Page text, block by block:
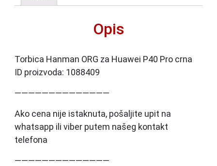
Opis
Torbica Hanman ORG za Huawei P40 Pro crna
ID proizvoda: 1088409
——————————————
Ako cena nije istaknuta, pošaljite upit na
whatsapp ili viber putem našeg kontakt
telefona
——————————————